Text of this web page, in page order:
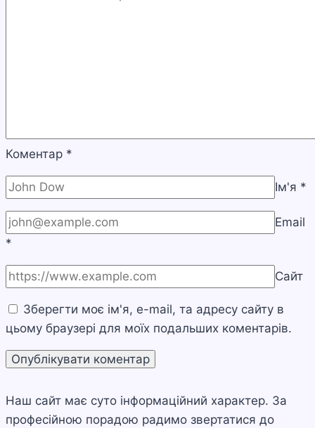
Коментар *
Ім'я *
Email
*
Сайт
Зберегти моє ім'я, e-mail, та адресу сайту в
цьому браузері для моїх подальших коментарів.
Наш сайт має суто інформаційний характер. За
професійною порадою радимо звертатися до